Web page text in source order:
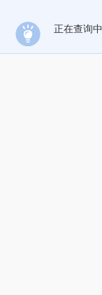
正在查询